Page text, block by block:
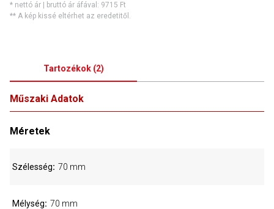
* nettó ár | bruttó ár áfával: 9715 Ft
** A kép kissé eltérhet az eredetitől.
Tartozékok(2)
Műszaki Adatok
Méretek
Szélesség 70 mm
Mélység 70 mm